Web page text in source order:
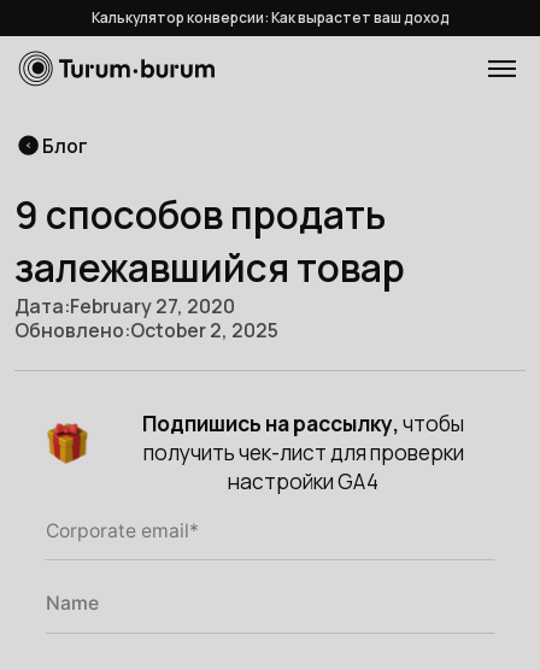
Калькулятор конверсии: Как вырастет ваш доход
Блог
9 способов продать
залежавшийся товар
Дата:February 27, 2020
Обновлено:October 2, 2025
Подпишись на рассылку,чтобы
получить чек-лист для проверки
настройки GA4